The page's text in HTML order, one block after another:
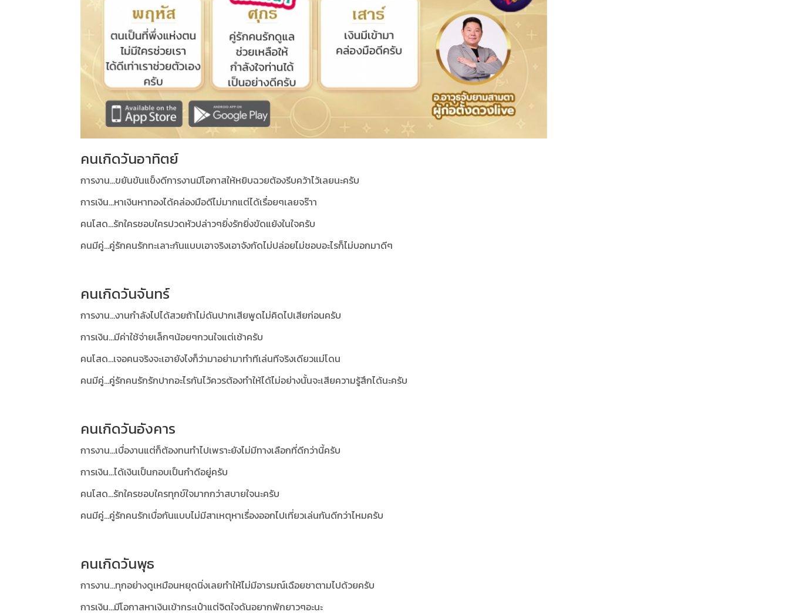
คนเกิดวันอาทิตย์
การงาน...ขยันขันแข็งดีการงานมีโอกาสให้หยิบฉวยต้องรีบคว้าไว้เลยนะครับ
การเงิน...หาเงินหาทองได้คล่องมือดีไม่มากแต่ได้เรื่อยๆเลยจร๊าา
คนโสด...รักใครชอบใครปวดหัวปล่าวๆยิ่งรักยิ่งขัดแย้งในใจครับ
คนมีคู่...คู่รักคนรักทะเลาะกันแบบเอาจริงเอาจังกัดไม่ปล่อยไม่ชอบอะไรก็ไม่บอกมาดีๆ
คนเกิดวันจันทร์
การงาน...งานกำลังไปได้สวยถ้าไม่ดันปากเสียพูดไม่คิดไปเสียก่อนครับ
การเงิน...มีค่าใช้จ่ายเล็กๆน้อยๆกวนใจแต่เช้าครับ
คนโสด...เจอคนจริงจะเอายังไงก็ว่ามาอย่ามาทำทีเล่นทีจริงเดียวแม่โดน
คนมีคู่...คู่รักคนรักรักปากอะไรกันไว้ควรต้องทำให้ได้ไม่อย่างนั้นจะเสียความรู้สึกได้นะครับ
คนเกิดวันอังคาร
การงาน...เบื่องานแต่ก็ต้องทนทำไปเพราะยังไม่มีทางเลือกที่ดีกว่านี้ครับ
การเงิน...ได้เงินเป็นกอบเป็นกำดีอยู่ครับ
คนโสด...รักใครชอบใครทุกข์ใจมากกว่าสบายใจนะครับ
คนมีคู่...คู่รักคนรักเบื่อกันแบบไม่มีสาเหตุหาเรื่องออกไปเที่ยวเล่นกันดีกว่าไหมครับ
คนเกิดวันพุธ
การงาน...ทุกอย่างดูเหมือนหยุดนิ่งเลยทำให้ไม่มีอารมณ์เฉือยชาตามไปด้วยครับ
การเงิน...มีโอกาสหาเงินเข้ากระเป๋าแต่จิตใจดันอยากพักยาวๆอะนะ